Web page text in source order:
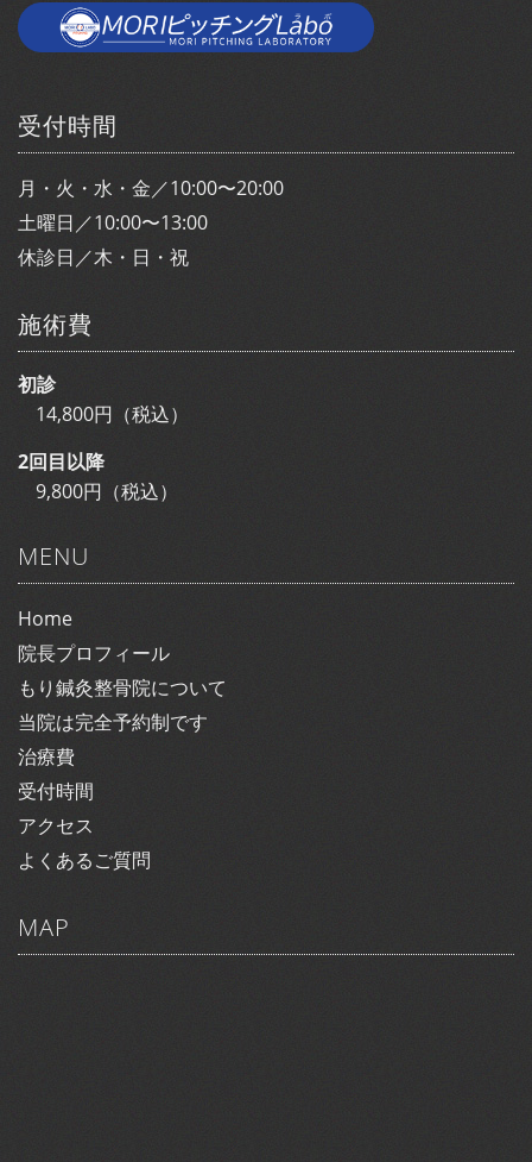
受付時間
月・火・水・金／10:00〜20:00
土曜日／10:00〜13:00
休診日／木・日・祝
施術費
初診
14,800円（税込）
2回目以降
9,800円（税込）
MENU
Home
院長プロフィール
もり鍼灸整骨院について
当院は完全予約制です
治療費
受付時間
アクセス
よくあるご質問
MAP